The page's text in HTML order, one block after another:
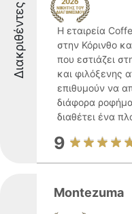
Διακριθέντες
Η εταιρεία
στην Κόρινθο
που εστιάζει
και φιλόξενης
επιθυμούν να
διάφορα
διαθέτει ένα
9
Montezuma